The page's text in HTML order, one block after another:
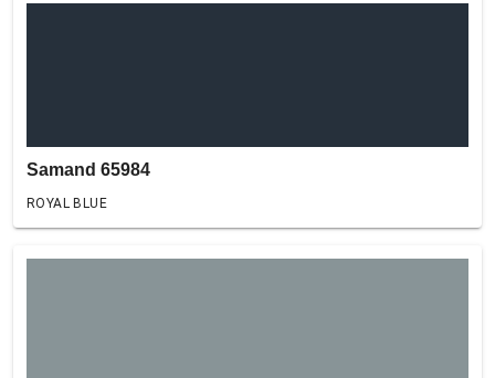
Samand 65984
ROYAL BLUE